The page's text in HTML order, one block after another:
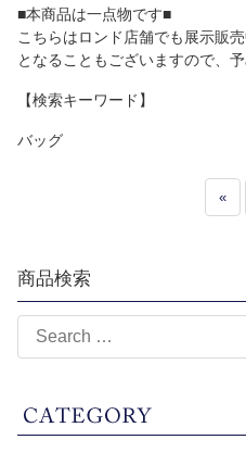
■本商品は一点物です■
こちらはロンド店舗でも展示販
となることもございますので、
【検索キーワード】
バッグ
«
商品検索